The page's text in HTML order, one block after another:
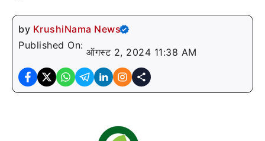
by KrushiNama News
Published On:
ऑगस्ट 2, 2024 11:38 AM